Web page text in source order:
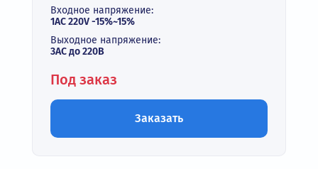
Входное напряжение:
1AC 220V -15%~15%
Выходное напряжение:
3АС до 220В
Под заказ
Заказать